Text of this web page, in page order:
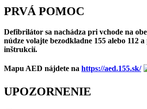
PRVÁ POMOC
Defibrilátor sa nachádza pri vchode na
núdze volajte bezodkladne 155 alebo 112
inštrukcií.
Mapu AED nájdete na https://aed.155.sk/
UPOZORNENIE